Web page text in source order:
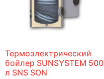
Термоэлектрический
бойлер SUNSYSTEM 500
л SNS SON